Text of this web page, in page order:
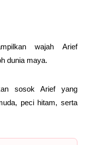
wajah Arief
dunia maya.
sosok Arief yang
peci hitam, serta